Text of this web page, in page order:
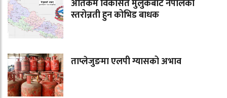
अतिकम विकसित मुलुकबाट नेपालको
स्तरोन्नती हुन कोभिड बाधक
ताप्लेजुङमा एलपी ग्यासको अभाव